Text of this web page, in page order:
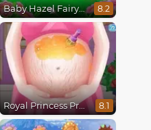
Baby Hazel Fairyland Ballet 8.2
Royal Princess Pregnant 8.1